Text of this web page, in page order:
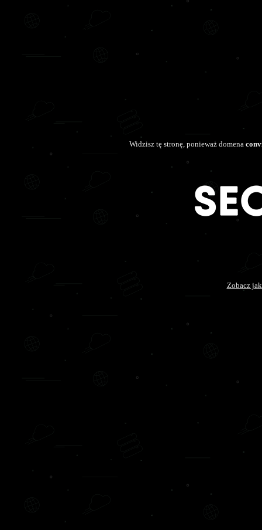
Widzisz tę stronę, ponieważ domena
Zobacz